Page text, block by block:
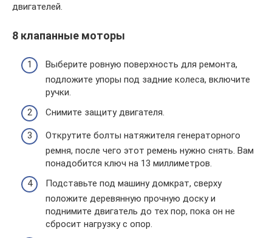
двигателей.
8 клапанные моторы
Выберите ровную поверхность для ремонта,
подложите упоры под задние колеса, включите
ручки.
Снимите защиту двигателя.
Открутите болты натяжителя генераторного
ремня, после чего этот ремень нужно снять. Вам
понадобится ключ на 13 миллиметров.
Подставьте под машину домкрат, сверху
положите деревянную прочную доску и
поднимите двигатель до тех пор, пока он не
сбросит нагрузку с опор.